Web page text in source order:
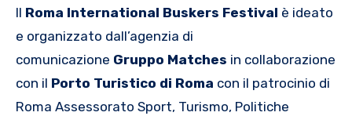
Il Roma International Buskers Festival è ideato
e organizzato dall’agenzia di
comunicazione Gruppo Matches in collaborazione
con il Porto Turistico di Roma con il patrocinio di
Roma Assessorato Sport, Turismo, Politiche